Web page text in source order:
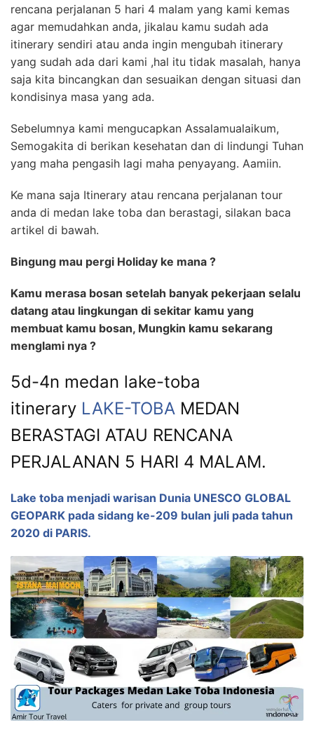
rencana perjalanan 5 hari 4 malam yang kami kemas
agar memudahkan anda, jikalau kamu sudah ada
itinerary sendiri atau anda ingin mengubah itinerary
yang sudah ada dari kami ,hal itu tidak masalah, hanya
saja kita bincangkan dan sesuaikan dengan situasi dan
kondisinya masa yang ada.
Sebelumnya kami mengucapkan Assalamualaikum,
Semogakita di berikan kesehatan dan di lindungi Tuhan
yang maha pengasih lagi maha penyayang. Aamiin.
Ke mana saja Itinerary atau rencana perjalanan tour
anda di medan lake toba dan berastagi, silakan baca
artikel di bawah.
Bingung mau pergi Holiday ke mana ?
Kamu merasa bosan setelah banyak pekerjaan selalu
datang atau lingkungan di sekitar kamu yang
membuat kamu bosan, Mungkin kamu sekarang
menglami nya ?
5d-4n medan lake-toba
itinerary LAKE-TOBA MEDAN
BERASTAGI ATAU RENCANA
PERJALANAN 5 HARI 4 MALAM.
Lake toba menjadi warisan Dunia UNESCO GLOBAL
GEOPARK pada sidang ke-209 bulan juli pada tahun
2020 di PARIS.